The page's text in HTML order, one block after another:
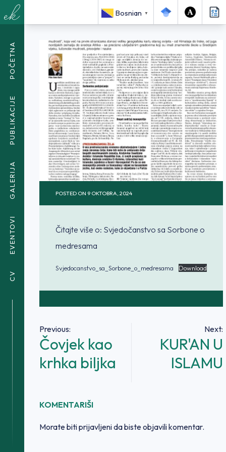
Bosnian ▼
POČETNA
PUBLIKACIJE
GALERIJA
EVENTOVI
CV
<SPAN CLASS="BREADCRUMB-CURRENT">SVJEDOČANSTVO
SA SORBONE O MEDRESAMA</SPAN>
POSTED ON 9 OKTOBRA, 2024
Čitajte više o: Svjedočanstvo sa Sorbone o
medresama
Svjedocanstvo_sa_Sorbone_o_medresama Download
Navigacija
članaka
Previous:
Čovjek kao
krhka biljka
Next:
KUR'AN U
ISLAMU
KOMENTARIŠI
Morate bitiprijavljenida biste objavili komentar.